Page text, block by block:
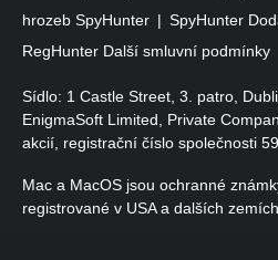
hrozeb SpyHunter
SpyHunter
RegHunter Další smluvní podmínky
Sídlo: 1 Castle Street, 3. patro,
EnigmaSoft Limited, Private
akcií, registrační číslo společnosti
Mac a MacOS jsou ochranné
registrované v USA a dalších zemích.